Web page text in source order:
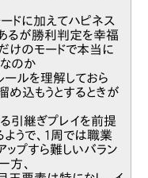
ドに加えてハピネス
るが勝利判定を幸福
けのモードで本当に
のか
ールを理解しておら
め込もうとするときが
引継ぎプレイを前提
ようで、1周では職業
ップすら難しいバラン
方、